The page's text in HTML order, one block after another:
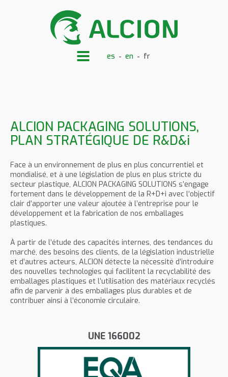
es en fr
ALCION PACKAGING SOLUTIONS,
PLAN STRATÉGIQUE DE R&D&i
Face à un environnement de plus en plus concurrentiel et
mondialisé, et à une législation de plus en plus stricte du
secteur plastique, ALCION PACKAGING SOLUTIONS s’engage
fortement dans le développement de la R+D+i avec l’objectif
clair d’apporter une valeur ajoutée à l’entreprise pour le
développement et la fabrication de nos emballages
plastiques.
À partir de l’étude des capacités internes, des tendances du
marché, des besoins des clients, de la législation industrielle
et d’autres acteurs, ALCION détecte la nécessité d’introduire
des nouvelles technologies qui facilitent la recyclabilité des
emballages plastiques et l’utilisation des matériaux recyclés
afin de parvenir à des emballages plus durables et de
contribuer ainsi à l’économie circulaire.
UNE 166002